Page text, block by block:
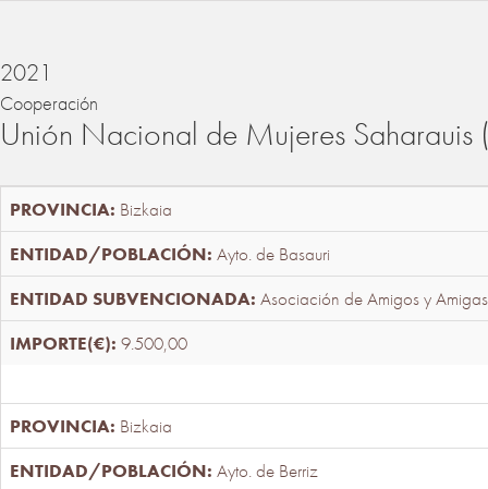
2021
Cooperación
Unión Nacional de Mujeres
Bizkaia
Ayto. de Basauri
Asociación de Amigos y
9.500,00
Bizkaia
Ayto. de Berriz